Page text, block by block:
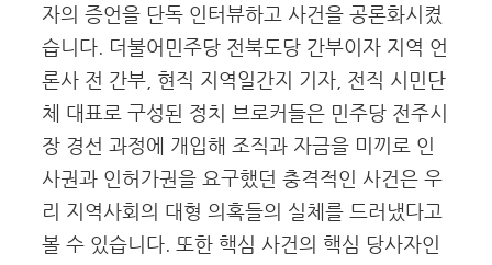
자의 증언을 단독 인터뷰하고 사건을 공론화시켰
습니다. 더불어민주당 전북도당 간부이자 지역 언
론사 전 간부, 현직 지역일간지 기자, 전직 시민단
체 대표로 구성된 정치 브로커들은 민주당 전주시
장 경선 과정에 개입해 조직과 자금을 미끼로 인
사권과 인허가권을 요구했던 충격적인 사건은 우
리 지역사회의 대형 의혹들의 실체를 드러냈다고
볼 수 있습니다. 또한 핵심 사건의 핵심 당사자인